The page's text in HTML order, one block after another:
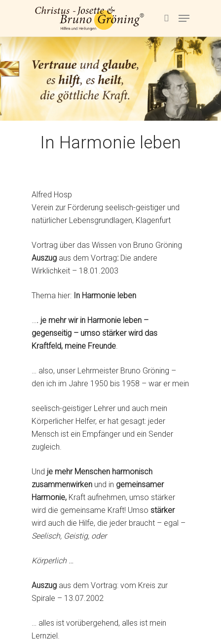
Hit enter to search or ESC to close
In Harmonie leben
Alfred Hosp
Verein zur Förderung seelisch-geistiger und
natürlicher Lebensgrundlagen, Klagenfurt
Vortrag über das Wissen von Bruno Gröning
Auszug aus dem Vortrag: Die andere
Wirklichkeit – 18.01.2003
Thema hier: In Harmonie leben
. je mehr wir in Harmonie leben –
gegenseitig – umso stärker wird das
Kraftfeld, meine Freunde
… also, unser Lehrmeister Bruno Gröning –
den ich im Jahre 1950 bis 1958 – war er mein
seelisch-geistiger Lehrer und auch mein
Körperlicher Helfer, er hat gesagt: jeder
Mensch ist ein Empfänger und ein Sender
zugleich.
Und je mehr Menschen harmonisch
zusammenwirken und in gemeinsamer
Harmonie, Kraft aufnehmen, umso stärker
wird die gemeinsame Kraft! Umso stärker
wird auch die Hilfe, die jeder braucht – egal –
Seelisch, Geistig, oder
Körperlich …
Auszug aus dem Vortrag: vom Kreis zur
Spirale – 13.07.2002
… alles ist vorübergehend, alles ist mein
Lernziel.
Aktuelles
Jesus Christus
Bruno Gröning über
Bruno Gröning
Vorträge und Reden
Fotos
Gottverbundenheit
Heilungen bis 1959
Bes.
Josette
Sinn und Inhalt der
Weiterführende